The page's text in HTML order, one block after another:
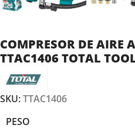
COMPRESOR DE AIRE
TTAC1406 TOTAL
SKU:TTAC1406
PESO